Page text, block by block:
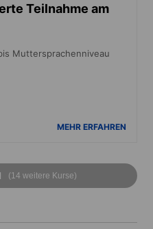
Teilnahme am
Muttersprachenniveau
MEHR ERFAHREN
(14 weitere Kurse)